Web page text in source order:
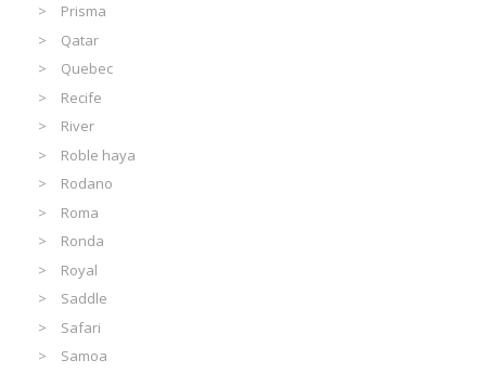
Prisma
Qatar
Quebec
Recife
River
Roble haya
Rodano
Roma
Ronda
Royal
Saddle
Safari
Samoa